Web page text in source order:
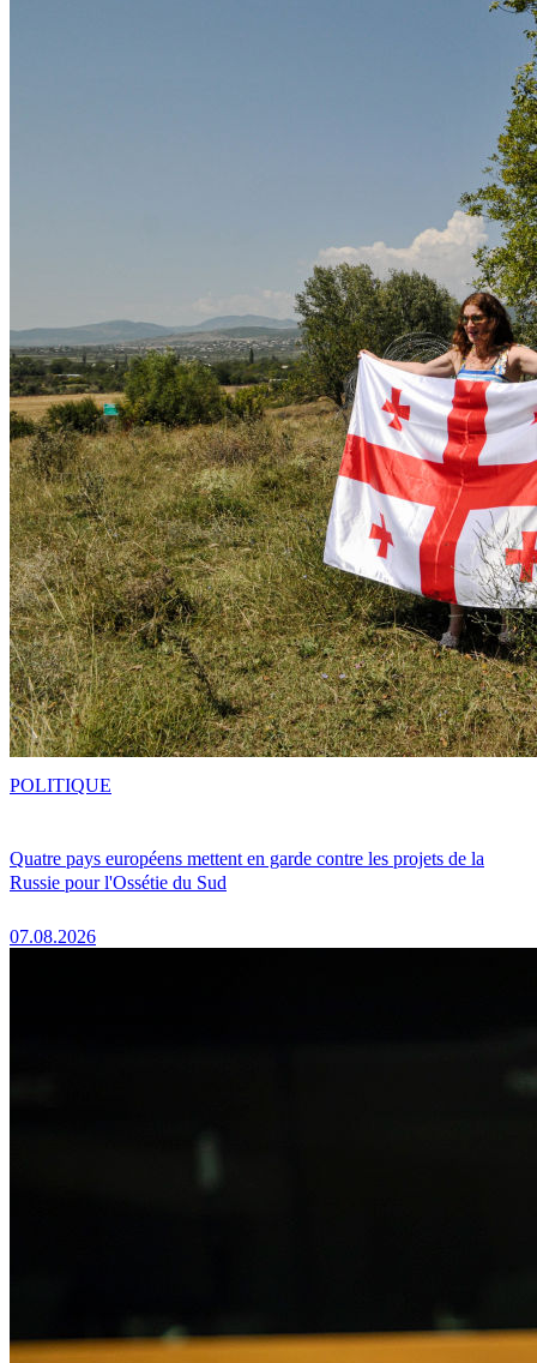
Quatre pays européens mettent en garde contre les projets de la
Russie pour l'Ossétie du Sud
07.08.2026
POLITIQUE